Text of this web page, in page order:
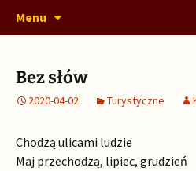
328 Horda
Szczep 328
i Gromad Zuchowych
Menu
Bez słów
2020-04-02 Turystyczne
Chodzą ulicami ludzie
Maj przechodzą, lipiec, grudzień